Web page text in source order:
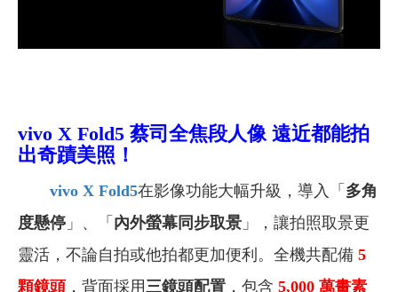
vivo X Fold5 蔡司全焦段人像 遠近都能拍
出奇蹟美照！
vivo X Fold5在影像功能大幅升級，導入「 多角
度懸停 」、「 內外螢幕同步取景 」，讓拍照取景更
靈活，不論自拍或他拍都更加便利。全機共配備 5
顆鏡頭 ，背面採用三鏡頭配置 ，包含 5,000 萬畫素